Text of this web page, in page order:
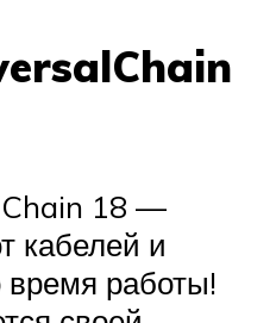
18 —
кабелей и
время работы!